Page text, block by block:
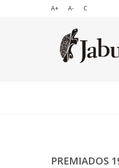
A+ A- C
PREMIADOS